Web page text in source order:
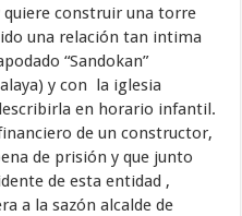
quiere construir una torre
una relación tan intima
“Sandokan”
y con la iglesia
en horario infantil.
de un constructor,
de prisión y que junto
de esta entidad ,
a la sazón alcalde de